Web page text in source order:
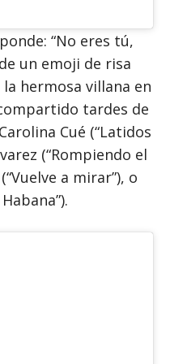
“No eres tú,
un emoji de risa
hermosa villana en
tardes de
Cué (“Latidos
(“Rompiendo el
a mirar”), o